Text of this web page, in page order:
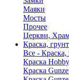
Маяки
Мосты
Прочее
Церкви,
Краска, грунт
Все - Краска,
Краска
Краска